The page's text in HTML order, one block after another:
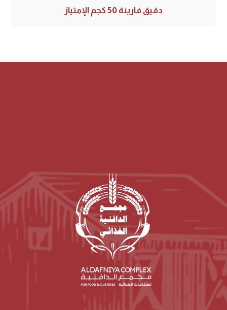
دقيق فارينة 50 كجم الإمتياز